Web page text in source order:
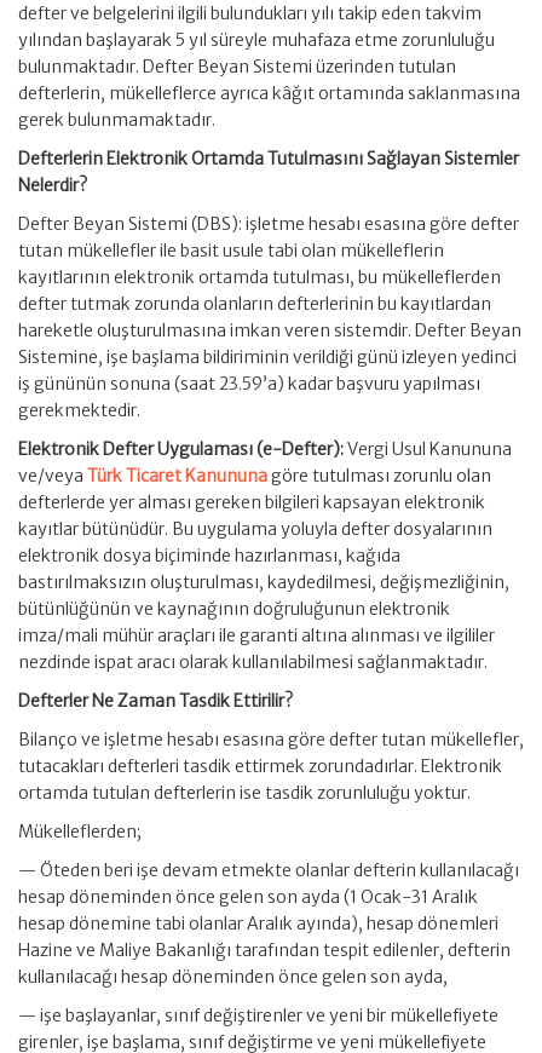
defter ve belgelerini ilgili bulundukları yılı takip eden takvim
yılından başlayarak 5 yıl süreyle muhafaza etme zorunluluğu
bulunmaktadır. Defter Beyan Sistemi üzerinden tutulan
defterlerin, mükelleflerce ayrıca kâğıt ortamında saklanmasına
gerek bulunmamaktadır.
Defterlerin Elektronik Ortamda Tutulmasını Sağlayan Sistemler
Nelerdir?
Defter Beyan Sistemi (DBS): işletme hesabı esasına göre defter
tutan mükellefler ile basit usule tabi olan mükelleflerin
kayıtlarının elektronik ortamda tutulması, bu mükelleflerden
defter tutmak zorunda olanların defterlerinin bu kayıtlardan
hareketle oluşturulmasına imkan veren sistemdir. Defter Beyan
Sistemine, işe başlama bildiriminin verildiği günü izleyen yedinci
iş gününün sonuna (saat 23.59’a) kadar başvuru yapılması
gerekmektedir.
Elektronik Defter Uygulaması (e-Defter):Vergi Usul Kanununa
ve/veya Türk Ticaret Kanununagöre tutulması zorunlu olan
defterlerde yer alması gereken bilgileri kapsayan elektronik
kayıtlar bütünüdür. Bu uygulama yoluyla defter dosyalarının
elektronik dosya biçiminde hazırlanması, kağıda
bastırılmaksızın oluşturulması, kaydedilmesi, değişmezliğinin,
bütünlüğünün ve kaynağının doğruluğunun elektronik
imza/mali mühür araçları ile garanti altına alınması ve ilgililer
nezdinde ispat aracı olarak kullanılabilmesi sağlanmaktadır.
Defterler Ne Zaman Tasdik Ettirilir?
Bilanço ve işletme hesabı esasına göre defter tutan mükellefler,
tutacakları defterleri tasdik ettirmek zorundadırlar. Elektronik
ortamda tutulan defterlerin ise tasdik zorunluluğu yoktur.
Mükelleflerden;
— Öteden beri işe devam etmekte olanlar defterin kullanılacağı
hesap döneminden önce gelen son ayda (1 Ocak-31 Aralık
hesap dönemine tabi olanlar Aralık ayında), hesap dönemleri
Hazine ve Maliye Bakanlığı tarafından tespit edilenler, defterin
kullanılacağı hesap döneminden önce gelen son ayda,
— işe başlayanlar, sınıf değiştirenler ve yeni bir mükellefiyete
girenler, işe başlama, sınıf değiştirme ve yeni mükellefiyete